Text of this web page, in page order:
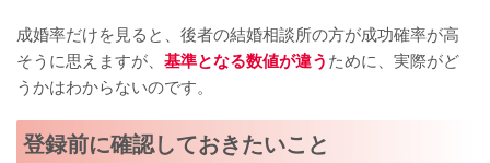
成婚率だけを見ると、後者の結婚相談所の方が成功確率が高
そうに思えますが、 基準となる数値が違う ために、実際がど
うかはわからないのです。
登録前に確認しておきたいこと